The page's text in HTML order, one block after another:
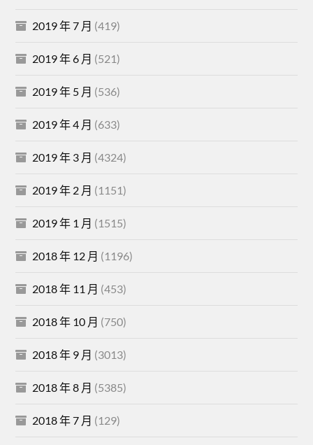
2019 年 7 月 (419)
2019 年 6 月 (521)
2019 年 5 月 (536)
2019 年 4 月 (633)
2019 年 3 月 (4324)
2019 年 2 月 (1151)
2019 年 1 月 (1515)
2018 年 12 月 (1196)
2018 年 11 月 (453)
2018 年 10 月 (750)
2018 年 9 月 (3013)
2018 年 8 月 (5385)
2018 年 7 月 (129)